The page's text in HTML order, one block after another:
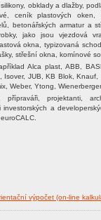
obklady a dlažby,
ceník plastových oken,
betonářských armatur a
jako jsou vjezdová
okna, typizovaná
střešní okna, komínové
Alca plast, ABB,
Isover, JUB, KB Blok, Knauf,
Weber, Ytong,
přípraváři, projektanti,
a
výpočet (on-line